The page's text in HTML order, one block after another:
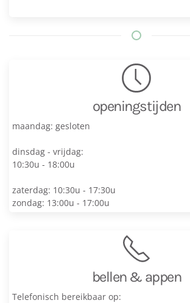
openingstijden
maandag: gesloten
dinsdag - vrijdag:
10:30u - 18:00u
zaterdag: 10:30u - 17:30u
zondag: 13:00u - 17:00u
bellen & appen
Telefonisch bereikbaar op: